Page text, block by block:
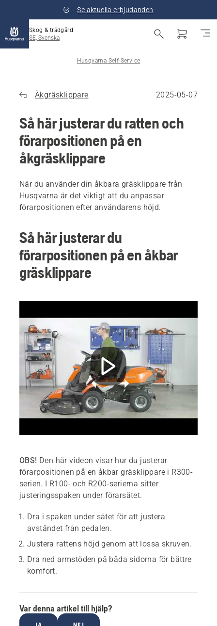
Se aktuella erbjudanden
Skog & trädgård
SE, Svenska
Husqvarna Self-Service
Åkgräsklippare 2025-05-07
Så här justerar du ratten och
förarpositionen på en
åkgräsklippare
När du använder din åkbara gräsklippare från
Husqvarna är det viktigt att du anpassar
förarpositionen efter användarens höjd.
Så här justerar du
förarpositionen på en åkbar
gräsklippare
OBS! Den här videon visar hur du justerar
förarpositionen på en åkbar gräsklippare i R300-
serien. I R100- och R200-serierna sitter
justeringsspaken under förarsätet.
Dra i spaken under sätet för att justera
avståndet från pedalen.
Justera rattens höjd genom att lossa skruven.
Dra ned armstöden på båda sidorna för bättre
komfort.
Var denna artikel till hjälp?